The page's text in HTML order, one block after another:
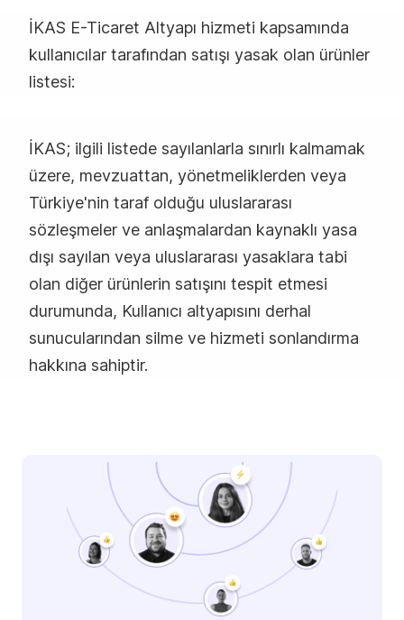
İKAS E-Ticaret Altyapı hizmeti kapsamında
kullanıcılar tarafından satışı yasak olan ürünler
listesi:
İKAS; ilgili listede sayılanlarla sınırlı kalmamak
üzere, mevzuattan, yönetmeliklerden veya
Türkiye'nin taraf olduğu uluslararası
sözleşmeler ve anlaşmalardan kaynaklı yasa
dışı sayılan veya uluslararası yasaklara tabi
olan diğer ürünlerin satışını tespit etmesi
durumunda, Kullanıcı altyapısını derhal
sunucularından silme ve hizmeti sonlandırma
hakkına sahiptir.